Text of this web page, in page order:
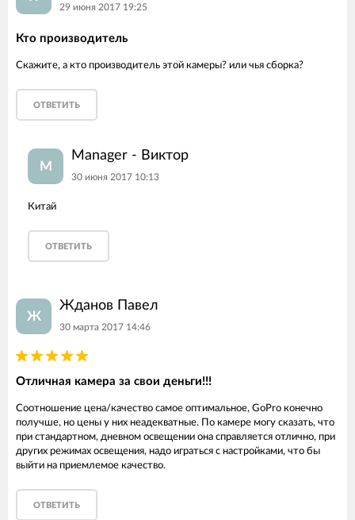
29 июня 2017 19:25
Кто производитель
Скажите, а кто производитель этой камеры? или чья сборка?
ОТВЕТИТЬ
M
Manager - Виктор
30 июня 2017 10:13
Китай
ОТВЕТИТЬ
Ж
Жданов Павел
30 марта 2017 14:46
Отличная камера за свои деньги!!!
Соотношение цена/качество самое оптимальное, GoPro конечно
получше, но цены у них неадекватные. По камере могу сказать, что
при стандартном, дневном освещении она справляется отлично, при
других режимах освещения, надо играться с настройками, что бы
выйти на приемлемое качество.
ОТВЕТИТЬ